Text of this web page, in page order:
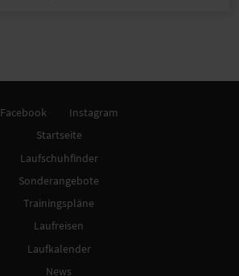
Facebook
Instagram
Startseite
Laufschuhfinder
Sonderangebote
Trainingspläne
Laufreisen
Laufkalender
News